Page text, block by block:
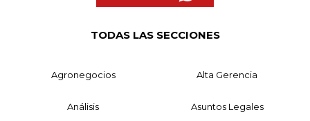
TODAS LAS SECCIONES
Agronegocios Alta Gerencia
Análisis Asuntos Legales